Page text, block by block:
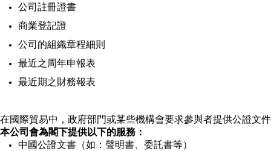
公司註冊證書
商業登記證
公司的組織章程細則
最近之周年申報表
最近期之財務報表
在國際貿易中，政府部門或某些機構會要求參與者提供公證文
本公司會為閣下提供以下的服務：
中國公證文書（如：聲明書、委託書等）